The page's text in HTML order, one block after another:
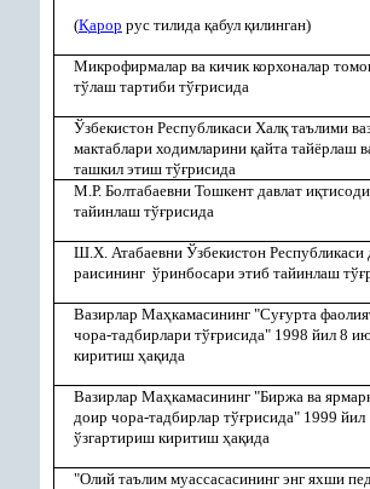
(Қарор рус тилида қабул қилинган)
Микрофирмалар ва кичик корхоналар
тўлаш тартиби тўғрисида
Ўзбекистон Республикаси Халқтаълими
мактаблари ходимларини қайта тайёрлаш
ташкил этиш тўғрисида
М.Р. Болтабаевни Тошкент давлат иқ
тайинлаш тўғрисида
Ш.Х. Атабаевни Ўзбекистон Республикаси
раисининг ўринбосари этиб тайинлаш тўғ
Вазирлар Маҳкамасининг "Суғурта
чора-тадбирлари тўғрисида" 1998 йил 8
киритиш ҳақида
Вазирлар Маҳкамасининг "Биржа ва
доир чора-тадбирлар тўғрисида" 1999
ўзгартириш киритиш ҳақида
"Олий таълим муассасасининг энг яхши